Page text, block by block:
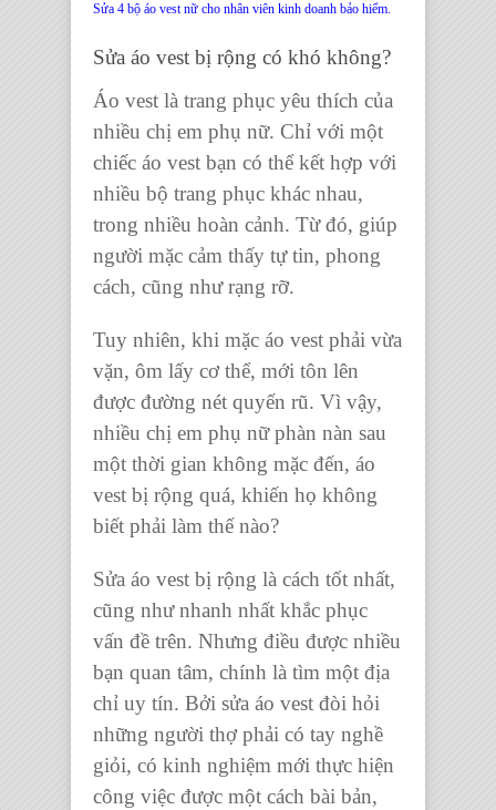
Sửa 4 bộ áo vest nữ cho nhân viên kinh doanh bảo hiểm.
Sửa áo vest bị rộng có khó không?
Áo vest là trang phục yêu thích của
nhiều chị em phụ nữ. Chỉ với một
chiếc áo vest bạn có thể kết hợp với
nhiều bộ trang phục khác nhau,
trong nhiều hoàn cảnh. Từ đó, giúp
người mặc cảm thấy tự tin, phong
cách, cũng như rạng rỡ.
Tuy nhiên, khi mặc áo vest phải vừa
vặn, ôm lấy cơ thể, mới tôn lên
được đường nét quyến rũ. Vì vậy,
nhiều chị em phụ nữ phàn nàn sau
một thời gian không mặc đến, áo
vest bị rộng quá, khiến họ không
biết phải làm thế nào?
Sửa áo vest bị rộng là cách tốt nhất,
cũng như nhanh nhất khắc phục
vấn đề trên. Nhưng điều được nhiều
bạn quan tâm, chính là tìm một địa
chỉ uy tín. Bởi sửa áo vest đòi hỏi
những người thợ phải có tay nghề
giỏi, có kinh nghiệm mới thực hiện
công việc được một cách bài bản,